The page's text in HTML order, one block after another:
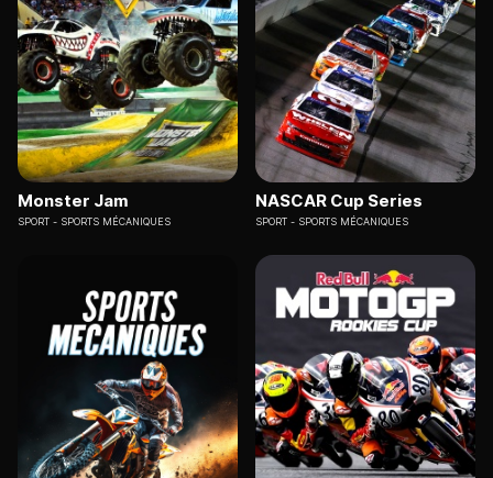
Monster Jam
SPORT SPORTS MÉCANIQUES
NASCAR Cup Series
SPORT SPORTS MÉCANIQUES